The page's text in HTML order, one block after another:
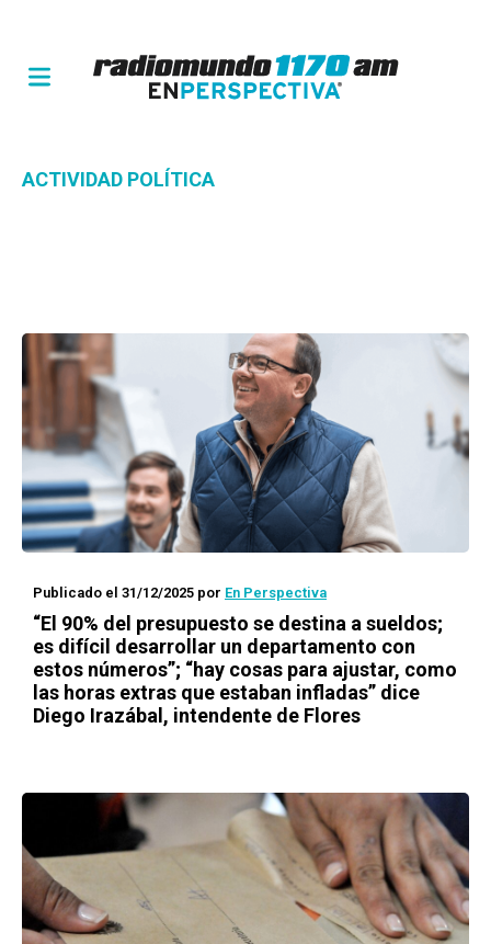
ACTIVIDAD POLÍTICA
Publicado el 31/12/2025 por En Perspectiva
“El 90% del presupuesto se destina a sueldos;
es difícil desarrollar un departamento con
estos números”; “hay cosas para ajustar, como
las horas extras que estaban infladas” dice
Diego Irazábal, intendente de Flores